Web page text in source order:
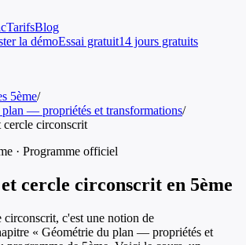
TarifsBlog
la démoEssai gratuit14 jours gratuits
5ème/
— propriétés et transformations/
cercle circonscrit
· Programme officiel
cercle circonscrit en 5ème
circonscrit, c'est une notion de
« Géométrie du plan — propriétés et